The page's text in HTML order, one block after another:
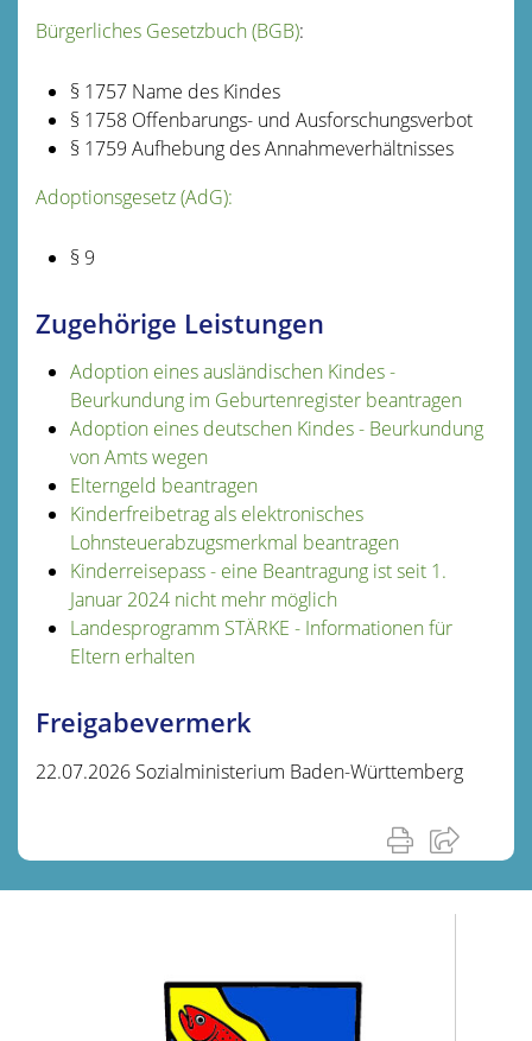
Bürgerliches Gesetzbuch (BGB):
§ 1757 Name des Kindes
§ 1758 Offenbarungs- und Ausforschungsverbot
§ 1759 Aufhebung des Annahmeverhältnisses
Adoptionsgesetz (AdG):
§ 9
Zugehörige Leistungen
Adoption eines ausländischen Kindes -
Beurkundung im Geburtenregister beantragen
Adoption eines deutschen Kindes - Beurkundung
von Amts wegen
Elterngeld beantragen
Kinderfreibetrag als elektronisches
Lohnsteuerabzugsmerkmal beantragen
Kinderreisepass - eine Beantragung ist seit 1.
Januar 2024 nicht mehr möglich
Landesprogramm STÄRKE - Informationen für
Eltern erhalten
Freigabevermerk
22.07.2026 Sozialministerium Baden-Württemberg